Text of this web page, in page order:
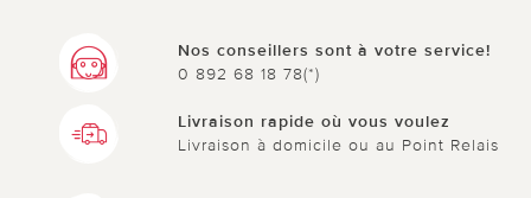
Nos conseillers sont à votre service!
0 892 68 18 78(*)
Livraison rapide où vous voulez
Livraison à domicile ou au Point Relais